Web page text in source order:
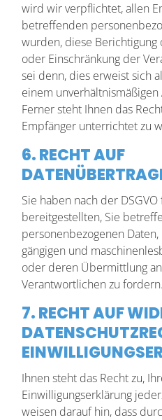
wird wir verpflichtet, allen
betreffenden
wurden, diese Berichtigung
oder Einschränkung der
sei denn, dies erweist sich
einem
Ferner steht Ihnen das
Empfänger unterrichtet zu
6. RECHT AUF
Sie haben nach der
bereitgestellten, Sie
personenbezogenen
gängigen und
oder deren Übermittlung
Verantwortlichen zu fordern.
7. RECHT AUF
Ihnen steht das Recht zu,
Einwilligungserklärung
weisen darauf hin, dass